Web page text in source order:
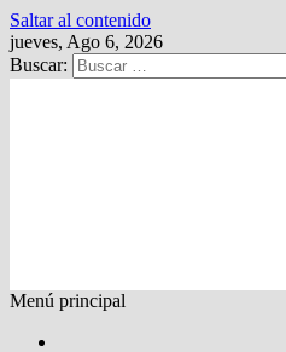
Saltar al contenido
jueves, Ago 6, 2026
Buscar:
Menú principal